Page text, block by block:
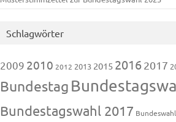
Schlagwörter
2009 2010 2012 2013 2015 20162017
Bundestag
Bundestagswahl 2017